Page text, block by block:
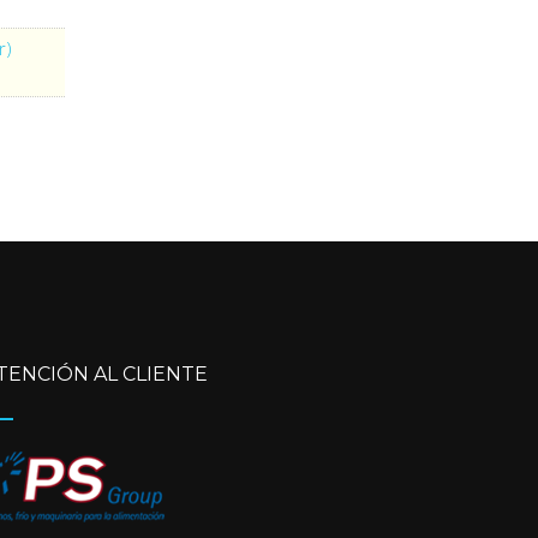
AL CLIENTE